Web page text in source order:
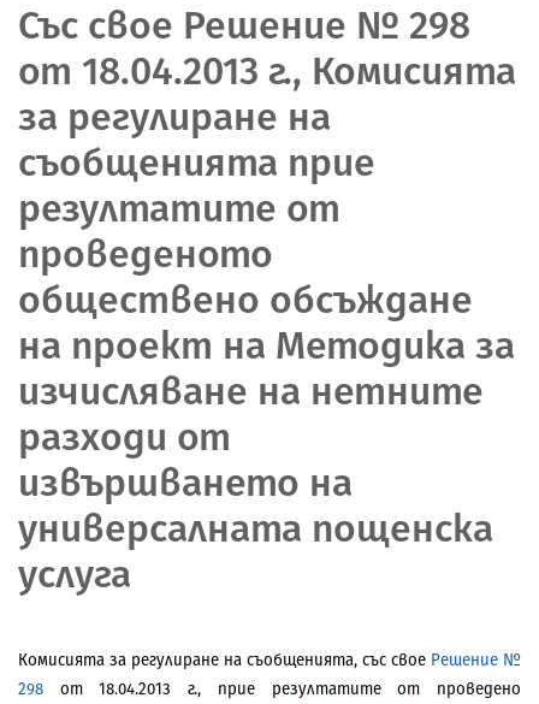
Със свое Решение № 298
от 18.04.2013 г., Комисията
за регулиране на
съобщенията прие
резултатите от
проведеното
обществено обсъждане
на проект на Методика за
изчисляване на нетните
разходи от
извършването на
универсалната пощенска
услуга
Комисията за регулиране на съобщенията, със свое Решение №
298 от 18.04.2013 г., прие резултатите от проведено